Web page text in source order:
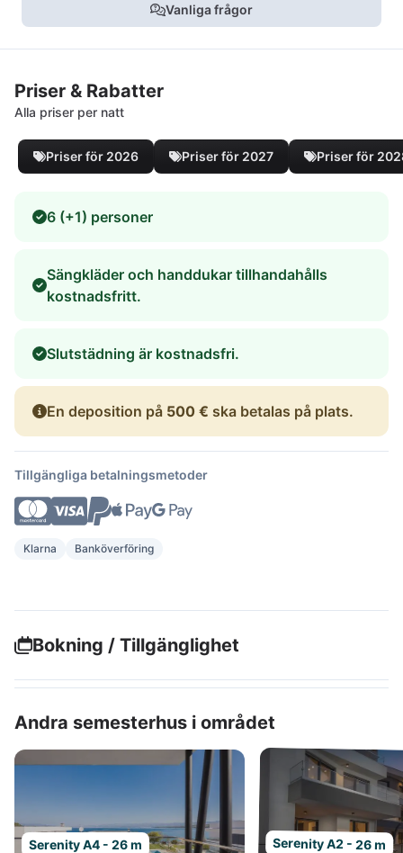
Vanliga frågor
Priser & Rabatter
Alla priser per natt
Priser för 2026 Priser för 2027 Priser för
6 (+1) personer
Sängkläder och handdukar tillhandahålls
kostnadsfritt.
Slutstädning är kostnadsfri.
En deposition på 500 € ska betalas på plats.
Tillgängliga betalningsmetoder
Klarna Banköverföring
Bokning / Tillgänglighet
Andra semesterhus i området
Serenity A4 - 26 m Serenity A2 - 26 m